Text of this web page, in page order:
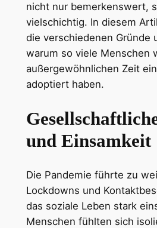
nicht nur bemerkenswert,
vielschichtig. In diesem
die verschiedenen Gründe
warum so viele Menschen
außergewöhnlichen Zeit
adoptiert haben.
und Einsamkeit
Die Pandemie führte zu
Lockdowns und
das soziale Leben stark
Menschen fühlten sich